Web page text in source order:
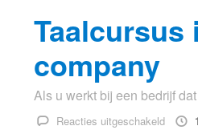
Taalcursus
company
Als u werkt bij een bedrijf
Reacties uitgeschakeldvoor